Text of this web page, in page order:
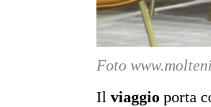
Foto
Il viaggio porta